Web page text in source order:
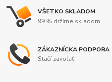
VŠETKO SKLADOM
99 % držíme skladom
ZÁKAZNÍCKA PODPORA
Stačí zavolať